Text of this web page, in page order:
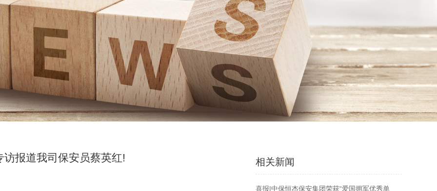
访报道我司保安员蔡英红! 相关新闻
喜报|中保恒杰保安集团荣获“爱国拥军优秀单